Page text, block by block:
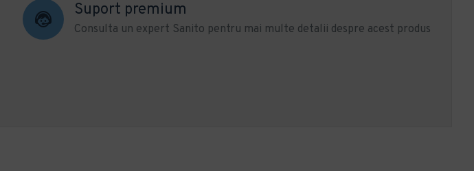
Suport premium
Consulta un expert Sanito pentru mai multe detalii despre acest produs